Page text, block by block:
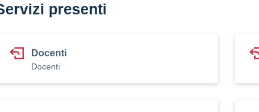
presenti
Docenti
Docenti